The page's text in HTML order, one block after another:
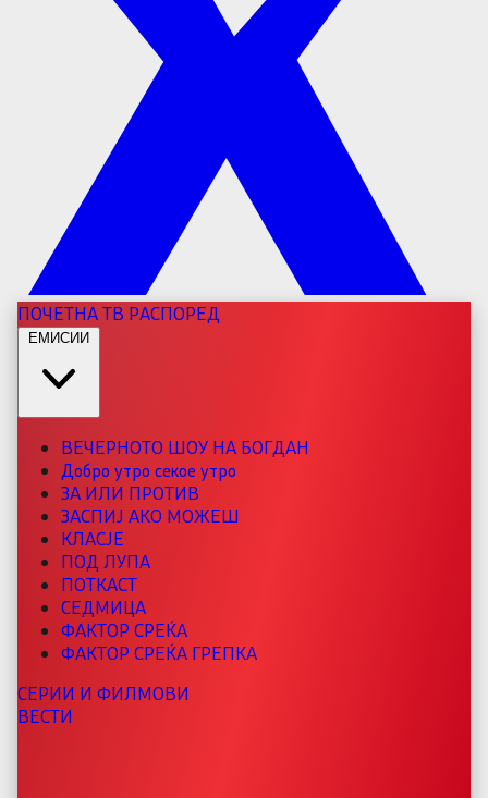
ПОЧЕТНАТВ РАСПОРЕД
ЕМИСИИ
ВЕЧЕРНОТО ШОУ НА БОГДАН
Добро утро секое утро
ЗА ИЛИ ПРОТИВ
ЗАСПИЈ АКО МОЖЕШ
КЛАСЈЕ
ПОД ЛУПА
ПОТКАСТ
СЕДМИЦА
ФАКТОР СРЕЌА
ФАКТОР СРЕЌА ГРЕПКА
СЕРИИ И ФИЛМОВИ
ВЕСТИ